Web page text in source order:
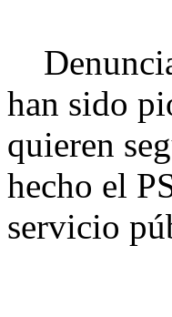
han sido
quieren
hecho el
servicio